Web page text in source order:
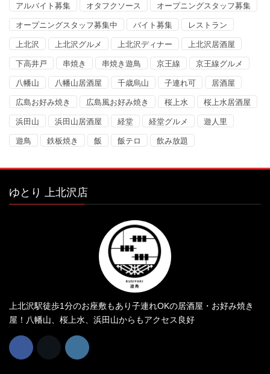
アルバイト募集 オタフクソース オープニングスタッフ募集
オープニングスタッフ募集中 バイト募集 レストラン
上北沢 上北沢グルメ 上北沢ディナー 上北沢居酒屋
下高井戸 串焼き 串焼き遊鳥 京王線 京王線グルメ
八幡山 八幡山居酒屋 千歳烏山 子連れ可 居酒屋
広島お好み焼き 広島風お好み焼き 桜上水 桜上水居酒屋
浜田山 浜田山居酒屋 経堂 経堂グルメ 遊人里
遊鳥 鉄板焼き 飯 飯テロ 飲み放題
ゆとり 上北沢店
上北沢駅徒歩1分のお座敷もあり子連れOKの居酒屋・お好み焼き
屋！八幡山、桜上水、浜田山からもアクセス良好